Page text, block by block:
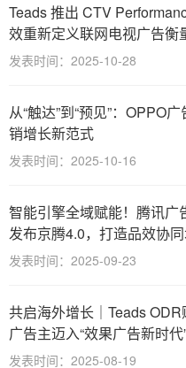
Teads 推出 CTV
效重新定义联网电视广告衡
发表时间：2025-10-28
从“触达”到“预见”：OPPO
销增长新范式
发表时间：2025-10-16
智能引擎全域赋能！腾讯广
发布京腾4.0，打造品效协
发表时间：2025-09-23
共启海外增长｜Teads
广告主迈入“效果广告新时代
发表时间：2025-08-19